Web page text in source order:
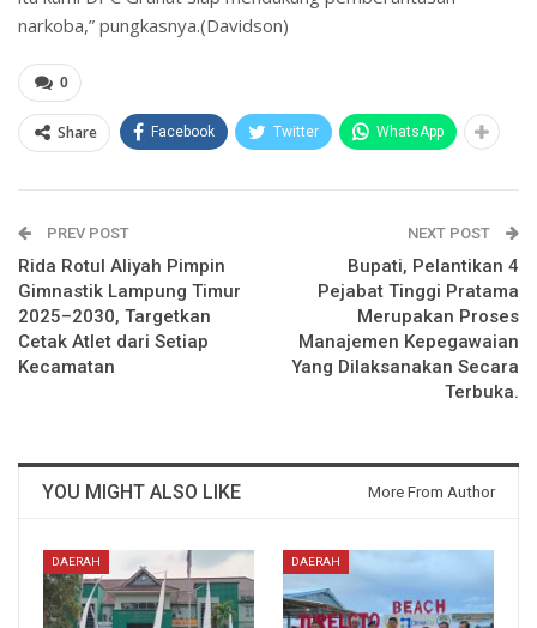
narkoba,” pungkasnya.(Davidson)
0
Share Facebook Twitter WhatsApp
PREV POST
Rida Rotul Aliyah Pimpin
Gimnastik Lampung Timur
2025–2030, Targetkan
Cetak Atlet dari Setiap
Kecamatan
NEXT POST
Bupati, Pelantikan 4
Pejabat Tinggi Pratama
Merupakan Proses
Manajemen Kepegawaian
Yang Dilaksanakan Secara
Terbuka.
YOU MIGHT ALSO LIKE More From Author
DAERAH DAERAH